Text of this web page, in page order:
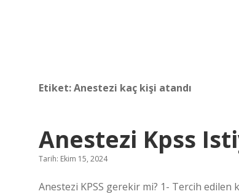
Etiket:Anestezi kaç kişi atandı
Anestezi Kpss
Tarih: Ekim 15, 2024
Anestezi KPSS gerekir mi? 1- Tercih